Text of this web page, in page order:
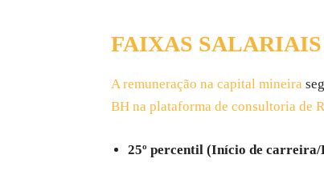
FAIXAS
A remuneração na capital mineira
BH na plataforma de consultoria de
25º percentil (Início de carreira/